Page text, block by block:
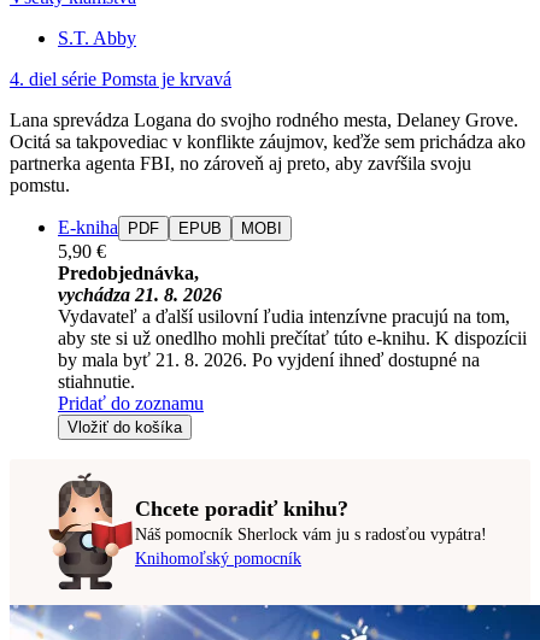
S.T. Abby
4. diel série Pomsta je krvavá
Lana sprevádza Logana do svojho rodného mesta, Delaney Grove.
Ocitá sa takpovediac v konflikte záujmov, keďže sem prichádza ako
partnerka agenta FBI, no zároveň aj preto, aby zavŕšila svoju
pomstu.
E-kniha PDF EPUB MOBI
5,90 €
Predobjednávka,
vychádza 21. 8. 2026
Vydavateľ a ďalší usilovní ľudia intenzívne pracujú na tom,
aby ste si už onedlho mohli prečítať túto e-knihu. K dispozícii
by mala byť 21. 8. 2026. Po vyjdení ihneď dostupné na
stiahnutie.
Pridať do zoznamu
Vložiť do košíka
Chcete poradiť knihu?
Náš pomocník Sherlock vám ju s radosťou vypátra!
Knihomoľský pomocník